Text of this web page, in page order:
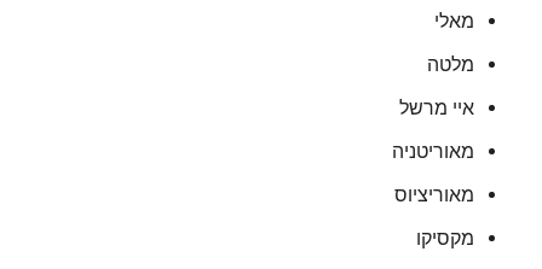
מאלי
מלטה
איי מרשל
מאוריטניה
מאוריציוס
מקסיקו